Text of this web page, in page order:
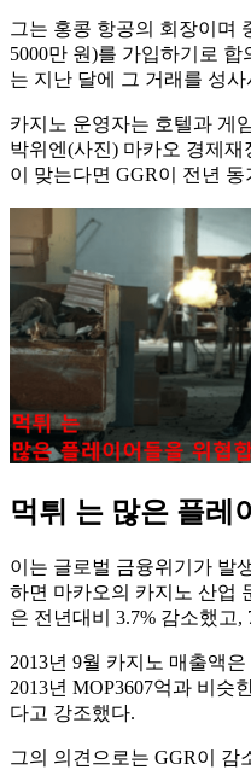
그는 홍콩 항공의 회장이며
5000만 원)를 가입하기로
는 지난 달에 그 거래를 성
카지노 운영자는 호텔과 게
박위엔(사진) 마카오 경제
이 맞는다면 GGR이 전년
먹튀 는 많은 플레
이는 글로벌 금융위기가 발
하면 마카오의 카지노 산업
은 전년대비 3.7% 감소했고,
2013년 9월 카지노 매출액
2013년 MOP3607억과 비
다고 강조했다.
그의 의견으로는 GGR이